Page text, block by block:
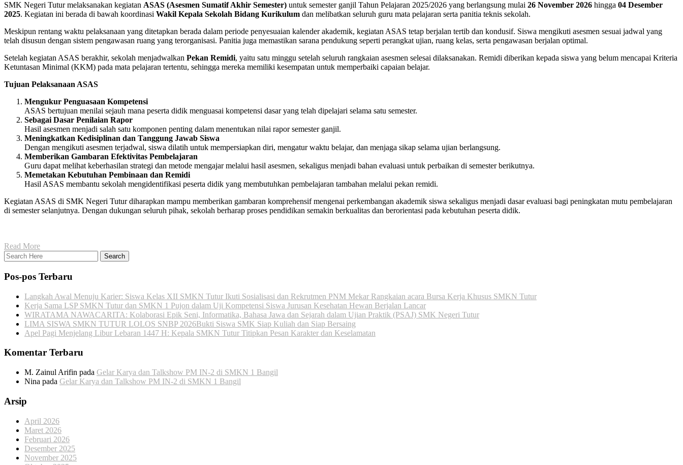
SMK Negeri Tutur melaksanakan kegiatan ASAS (Asesmen Sumatif Akhir Semester) untuk semester ganjil Tahun Pelajaran 2025/2026 yang berlangsung mulai 26 November 2026 hingga 04 Desember
2025. Kegiatan ini berada di bawah koordinasi Wakil Kepala Sekolah Bidang Kurikulum dan melibatkan seluruh guru mata pelajaran serta panitia teknis sekolah.
Meskipun rentang waktu pelaksanaan yang ditetapkan berada dalam periode penyesuaian kalender akademik, kegiatan ASAS tetap berjalan tertib dan kondusif. Siswa mengikuti asesmen sesuai jadwal yang
telah disusun dengan sistem pengawasan ruang yang terorganisasi. Panitia juga memastikan sarana pendukung seperti perangkat ujian, ruang kelas, serta pengawasan berjalan optimal.
Setelah kegiatan ASAS berakhir, sekolah menjadwalkan Pekan Remidi, yaitu satu minggu setelah seluruh rangkaian asesmen selesai dilaksanakan. Remidi diberikan kepada siswa yang belum mencapai Kriteria
Ketuntasan Minimal (KKM) pada mata pelajaran tertentu, sehingga mereka memiliki kesempatan untuk memperbaiki capaian belajar.
Tujuan Pelaksanaan ASAS
Mengukur Penguasaan Kompetensi
ASAS bertujuan menilai sejauh mana peserta didik menguasai kompetensi dasar yang telah dipelajari selama satu semester.
Sebagai Dasar Penilaian Rapor
Hasil asesmen menjadi salah satu komponen penting dalam menentukan nilai rapor semester ganjil.
Meningkatkan Kedisiplinan dan Tanggung Jawab Siswa
Dengan mengikuti asesmen terjadwal, siswa dilatih untuk mempersiapkan diri, mengatur waktu belajar, dan menjaga sikap selama ujian berlangsung.
Memberikan Gambaran Efektivitas Pembelajaran
Guru dapat melihat keberhasilan strategi dan metode mengajar melalui hasil asesmen, sekaligus menjadi bahan evaluasi untuk perbaikan di semester berikutnya.
Memetakan Kebutuhan Pembinaan dan Remidi
Hasil ASAS membantu sekolah mengidentifikasi peserta didik yang membutuhkan pembelajaran tambahan melalui pekan remidi.
Kegiatan ASAS di SMK Negeri Tutur diharapkan mampu memberikan gambaran komprehensif mengenai perkembangan akademik siswa sekaligus menjadi dasar evaluasi bagi peningkatan mutu pembelajaran
di semester selanjutnya. Dengan dukungan seluruh pihak, sekolah berharap proses pendidikan semakin berkualitas dan berorientasi pada kebutuhan peserta didik.
Read More
Pos-pos Terbaru
Langkah Awal Menuju Karier: Siswa Kelas XII SMKN Tutur Ikuti Sosialisasi dan Rekrutmen PNM Mekar Rangkaian acara Bursa Kerja Khusus SMKN Tutur
Kerja Sama LSP SMKN Tutur dan SMKN 1 Pujon dalam Uji Kompetensi Siswa Jurusan Kesehatan Hewan Berjalan Lancar
WIRATAMA NAWACARITA: Kolaborasi Epik Seni, Informatika, Bahasa Jawa dan Sejarah dalam Ujian Praktik (PSAJ) SMK Negeri Tutur
LIMA SISWA SMKN TUTUR LOLOS SNBP 2026Bukti Siswa SMK Siap Kuliah dan Siap Bersaing
Apel Pagi Menjelang Libur Lebaran 1447 H: Kepala SMKN Tutur Titipkan Pesan Karakter dan Keselamatan
Komentar Terbaru
M. Zainul Arifin pada Gelar Karya dan Talkshow PM IN-2 di SMKN 1 Bangil
Nina pada Gelar Karya dan Talkshow PM IN-2 di SMKN 1 Bangil
Arsip
April 2026
Maret 2026
Februari 2026
Desember 2025
November 2025